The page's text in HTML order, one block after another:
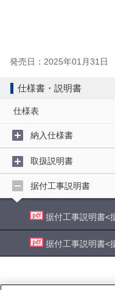
発売日：2025年01月31日
仕様書・説明書
仕様表
納入仕様書
取扱説明書
据付工事説明書
据付工事説明書<
据付工事説明書<